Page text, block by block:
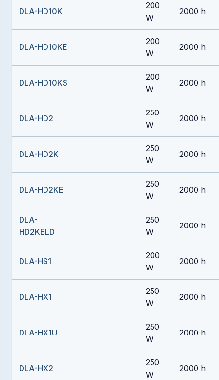
DLA-HD10K
200
W
2000 h
DLA-HD10KE
200
W
2000 h
DLA-HD10KS
200
W
2000 h
DLA-HD2
250
W
2000 h
DLA-HD2K
250
W
2000 h
DLA-HD2KE
250
W
2000 h
DLA-
HD2KELD
250
W
2000 h
DLA-HS1
200
W
2000 h
DLA-HX1
250
W
2000 h
DLA-HX1U
250
W
2000 h
DLA-HX2
250
W
2000 h